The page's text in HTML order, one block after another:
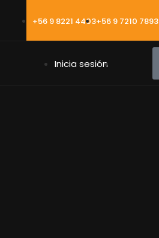
+56 9 8221 4403+56 9 7210 7893
Inicia sesión